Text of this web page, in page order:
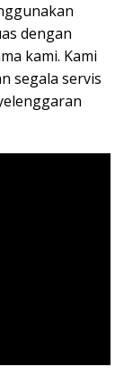
dengan
kami. Kami
segala servis